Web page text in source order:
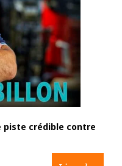
piste crédible contre